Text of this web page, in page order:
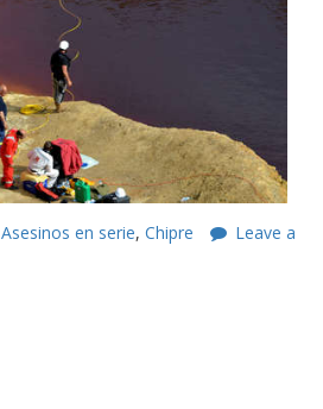
Asesinos en serie, Chipre
Leave a